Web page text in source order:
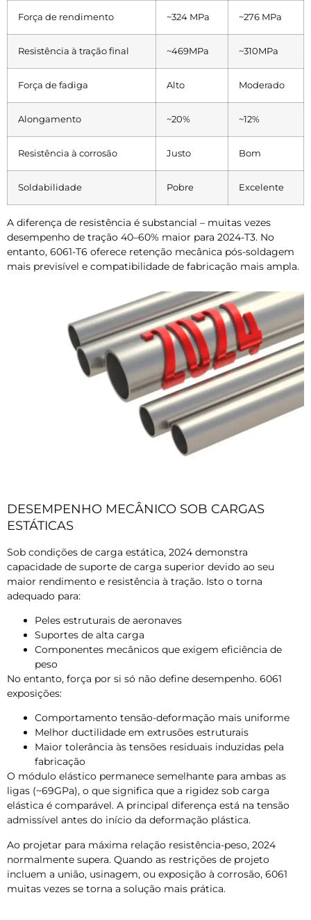
Força de rendimento ~324 MPa ~276 MPa
Resistência à tração final ~469MPa ~310MPa
Força de fadiga Alto Moderado
Alongamento ~20% ~12%
Resistência à corrosão Justo Bom
Soldabilidade Pobre Excelente
A diferença de resistência é substancial – muitas vezes
desempenho de tração 40–60% maior para 2024-T3. No
entanto, 6061-T6 oferece retenção mecânica pós-soldagem
mais previsível e compatibilidade de fabricação mais ampla.
DESEMPENHO MECÂNICO SOB CARGAS
ESTÁTICAS
Sob condições de carga estática, 2024 demonstra
capacidade de suporte de carga superior devido ao seu
maior rendimento e resistência à tração. Isto o torna
adequado para:
Peles estruturais de aeronaves
Suportes de alta carga
Componentes mecânicos que exigem eficiência de
peso
No entanto, força por si só não define desempenho. 6061
exposições:
Comportamento tensão-deformação mais uniforme
Melhor ductilidade em extrusões estruturais
Maior tolerância às tensões residuais induzidas pela
fabricação
O módulo elástico permanece semelhante para ambas as
ligas (~69GPa), o que significa que a rigidez sob carga
elástica é comparável. A principal diferença está na tensão
admissível antes do início da deformação plástica.
Ao projetar para máxima relação resistência-peso, 2024
normalmente supera. Quando as restrições de projeto
incluem a união, usinagem, ou exposição à corrosão, 6061
muitas vezes se torna a solução mais prática.